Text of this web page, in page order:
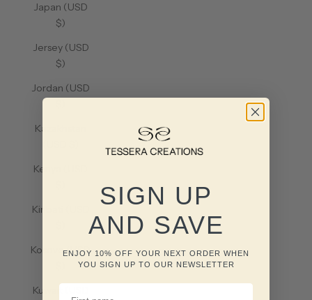
Japan (USD
$)
Jersey (USD
$)
Jordan (USD
Kazakhstan
Kenya (USD
Kiribati (USD
Kosovo (USD
Kuwait (USD
SIGN UP
AND SAVE
ENJOY 10% OFF YOUR NEXT ORDER WHEN
YOU SIGN UP TO OUR NEWSLETTER
FIRST NAME